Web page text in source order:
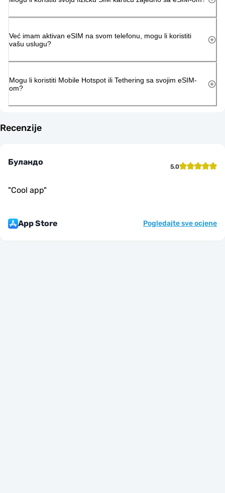
Već imam aktivan eSIM na svom telefonu, mogu li koristiti
vašu uslugu?
Mogu li koristiti Mobile Hotspot ili Tethering sa svojim eSIM-
om?
Recenzije
Буландо 5.0
"Cool app"
App Store Pogledajte sve ocjene